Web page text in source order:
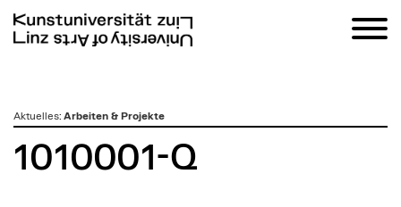
zumAktuelles: Arbeiten & Projekte
1010001-Q